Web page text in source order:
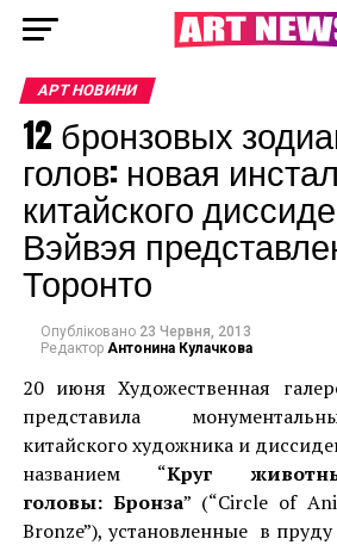
АРТ НОВИНИ
12 бронзовых
голов: новая
китайского
Вэйвэя
Торонто
Опубліковано 23 Червня, 2013
Редактор Антонина Кулачкова
20 июня Художественная
представила
китайского художника и
названием “Круг
головы: Бронза” (“Circle of
Bronze”), установленные в